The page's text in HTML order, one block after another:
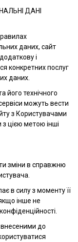
ДАНІ
даних, сайт
і
конкретних послуг
даних.
його технічного
можуть вести
з Користувачами
цією метою інші
зміни в справжню
в силу з моменту її
інше не
внесеними до